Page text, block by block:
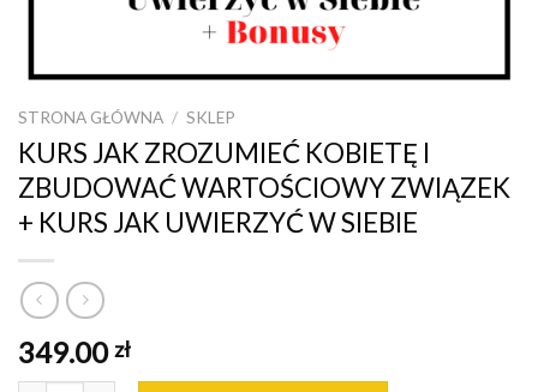
STRONA GŁÓWNA / SKLEP
KURS JAK ZROZUMIEĆ KOBIETĘ I
ZBUDOWAĆ WARTOŚCIOWY ZWIĄZEK
+ KURS JAK UWIERZYĆ W SIEBIE
349.00zł